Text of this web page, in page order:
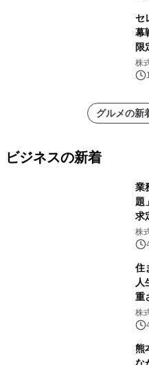
セ
幕
限
ッ
株
グルメの新
ビジネスの新着
業
題
求
ー
株
住
人
重
株
熊
な